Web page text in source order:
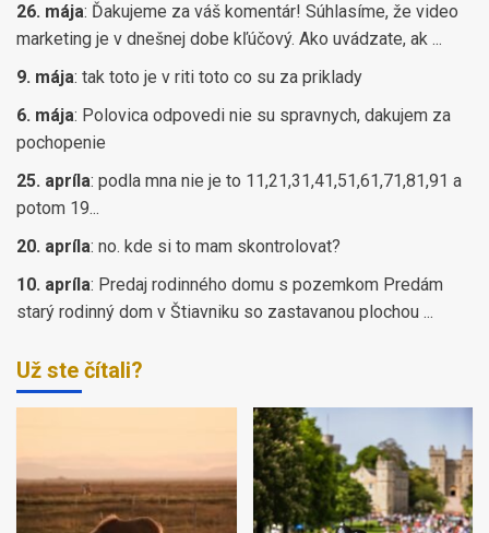
26. mája: Ďakujeme za váš komentár! Súhlasíme, že video
marketing je v dnešnej dobe kľúčový. Ako uvádzate, ak ...
9. mája: tak toto je v riti toto co su za priklady
6. mája: Polovica odpovedi nie su spravnych, dakujem za
pochopenie
25. apríla: podla mna nie je to 11,21,31,41,51,61,71,81,91 a
potom 19...
20. apríla: no. kde si to mam skontrolovat?
10. apríla: Predaj rodinného domu s pozemkom Predám
starý rodinný dom v Štiavniku so zastavanou plochou ...
Už ste čítali?